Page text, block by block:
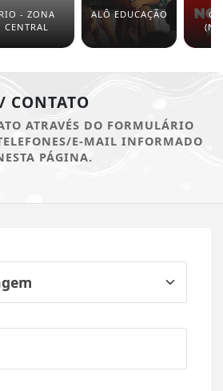
RIO - ZONA
CENTRAL
ALÔ EDUCAÇÃO
/ CONTATO
ATRAVÉS DO FORMULÁRIO
E-MAIL INFORMADO
PÁGINA.